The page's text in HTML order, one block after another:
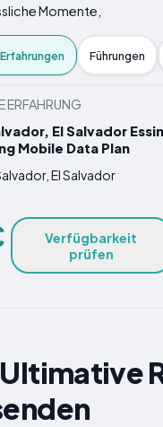
Momente,
Führungen
ERFAHRUNG
El Salvador
Mobile Data Plan
El Salvador
Verfügbarkeit
prüfen